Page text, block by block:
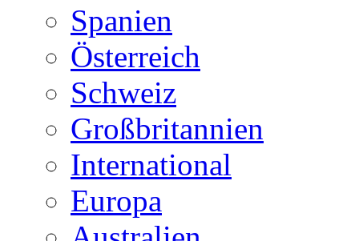
Spanien
Österreich
Schweiz
Großbritannien
International
Europa